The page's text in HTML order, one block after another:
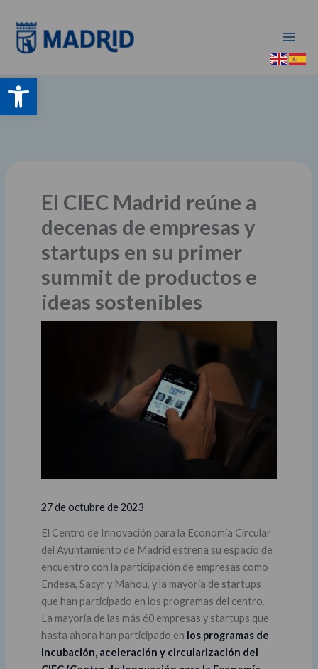
Abrir barra de herramientas
contenido
El CIEC Madrid reúne a
decenas de empresas y
startups en su primer
summit de productos e
ideas sostenibles
27 de octubre de 2023
El Centro de Innovación para la Economía Circular
del Ayuntamiento de Madrid estrena su espacio de
encuentro con la participación de empresas como
Endesa, Sacyr y Mahou, y la mayoría de startups
que han participado en los programas del centro.
La mayoría de las más 60 empresas y startups que
hasta ahora han participado en los programas de
incubación, aceleración y circularización del